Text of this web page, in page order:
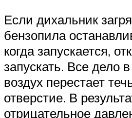
Если дихальник
бензопила
когда запускается,
запускать. Все дело
воздух перестает
отверстие. В
отрицательное